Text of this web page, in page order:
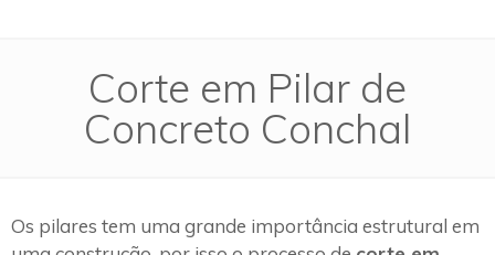
Corte em Pilar de
Concreto Conchal
Os pilares tem uma grande importância estrutural em